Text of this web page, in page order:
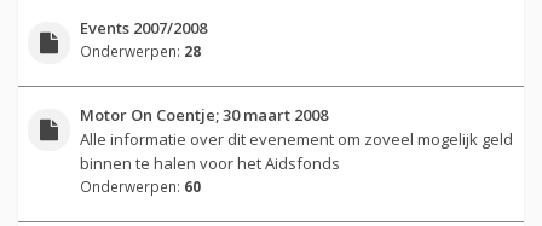
Events 2007/2008
Onderwerpen: 28
Motor On Coentje; 30 maart 2008
Alle informatie over dit evenement om zoveel mogelijk geld
binnen te halen voor het Aidsfonds
Onderwerpen: 60